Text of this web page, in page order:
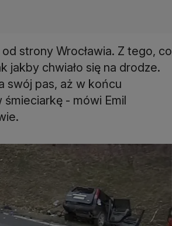
strony Wrocławia. Z tego, co
jakby chwiało się na drodze.
swój pas, aż w końcu
śmieciarkę - mówi Emil